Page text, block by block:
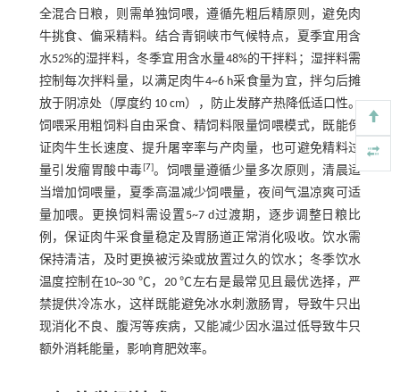
全混合日粮，则需单独饲喂，遵循先粗后精原则，避免肉
牛挑食、偏采精料。结合青铜峡市气候特点，夏季宜用含
水52%的湿拌料，冬季宜用含水量48%的干拌料；湿拌料需
控制每次拌料量，以满足肉牛4~6 h采食量为宜，拌匀后摊
放于阴凉处（厚度约 10 cm），防止发酵产热降低适口性。
饲喂采用粗饲料自由采食、精饲料限量饲喂模式，既能保
证肉牛生长速度、提升屠宰率与产肉量，也可避免精料过
量引发瘤胃酸中毒[7]。饲喂量遵循少量多次原则，清晨适
当增加饲喂量，夏季高温减少饲喂量，夜间气温凉爽可适
量加喂。更换饲料需设置5~7 d过渡期，逐步调整日粮比
例，保证肉牛采食量稳定及胃肠道正常消化吸收。饮水需
保持清洁，及时更换被污染或放置过久的饮水；冬季饮水
温度控制在10~30 ℃，20 ℃左右是最常见且最优选择，严
禁提供冷冻水，这样既能避免冰水刺激肠胃，导致牛只出
现消化不良、腹泻等疾病，又能减少因水温过低导致牛只
额外消耗能量，影响育肥效率。